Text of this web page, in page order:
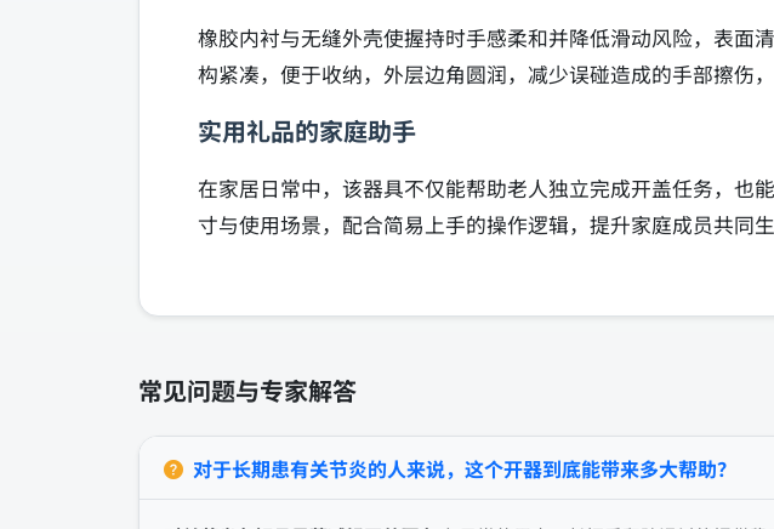
橡胶内衬与无缝外壳使握持时手感柔和并降低滑动风险，表面
构紧凑，便于收纳，外层边角圆润，减少误碰造成的手部擦伤
实用礼品的家庭助手
在家居日常中，该器具不仅能帮助老人独立完成开盖任务，也
寸与使用场景，配合简易上手的操作逻辑，提升家庭成员共同
常见问题与专家解答
对于长期患有关节炎的人来说，这个开器到底能带来多大帮助？